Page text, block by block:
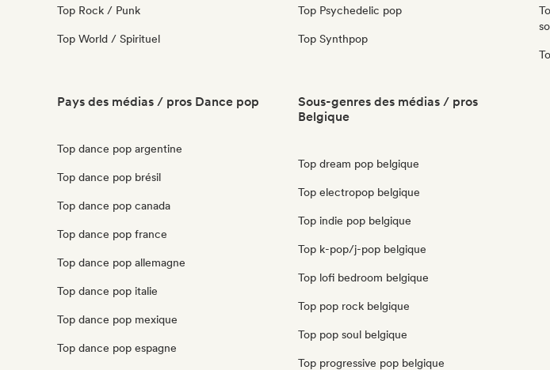
Top Rock / Punk
Top World / Spirituel
Top Psychedelic pop
Top Synthpop
Pays des médias / pros Dance pop
Top dance pop argentine
Top dance pop brésil
Top dance pop canada
Top dance pop france
Top dance pop allemagne
Top dance pop italie
Top dance pop mexique
Top dance pop espagne
Sous-genres des médias / pros
Belgique
Top dream pop belgique
Top electropop belgique
Top indie pop belgique
Top k-pop/j-pop belgique
Top lofi bedroom belgique
Top pop rock belgique
Top pop soul belgique
Top progressive pop belgique